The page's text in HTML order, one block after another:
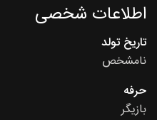
اطلاعات شخصی
تاریخ تولد
نامشخص
حرفه
بازیگر